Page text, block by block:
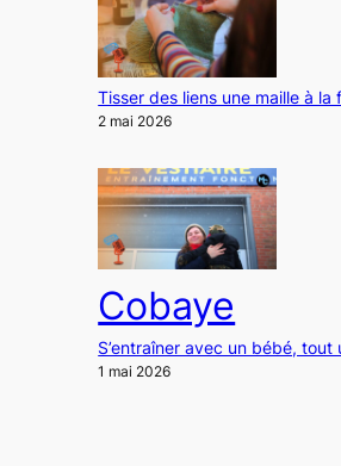
Tisser des liens une maille à la
2 mai 2026
Cobaye
S’entraîner avec un bébé, tout
1 mai 2026